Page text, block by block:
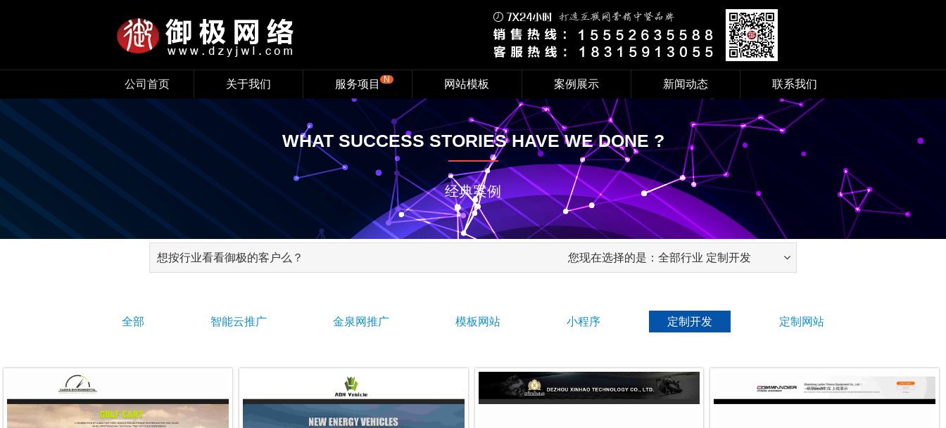
公司首页 关于我们
公司简介
企业文化
公司实景
发展历程
服务项目 N
PROMITION
智能云推广
平台优化服务
S-ENGINE
全域网站
PROMOTION
竞价推广
网站模板
WEBSITE
电脑网站
手机网站
响应式网站
APPLETS
小程序
案例展示
NETWORK
金泉网推广
智能云推广
WEB SITE
模板网站
定制网站
SOFTWARE
定制开发
新闻动态
NEWS
通知公告
御极动态
KNOWLEDGE
SEO知识
经验技巧
ACTIVITY
御极大讲堂
联系我们
CONTACT
联系方式
加入我们
PAY
WHAT SUCCESS STORIES HAVE WE DONE ?
经典案例
想按行业看看御极的客户么？ 您现在选择的是：全部行业 定制开发
全部 智能云推广 金泉网推广 模板网站 小程序 定制开发 定制网站